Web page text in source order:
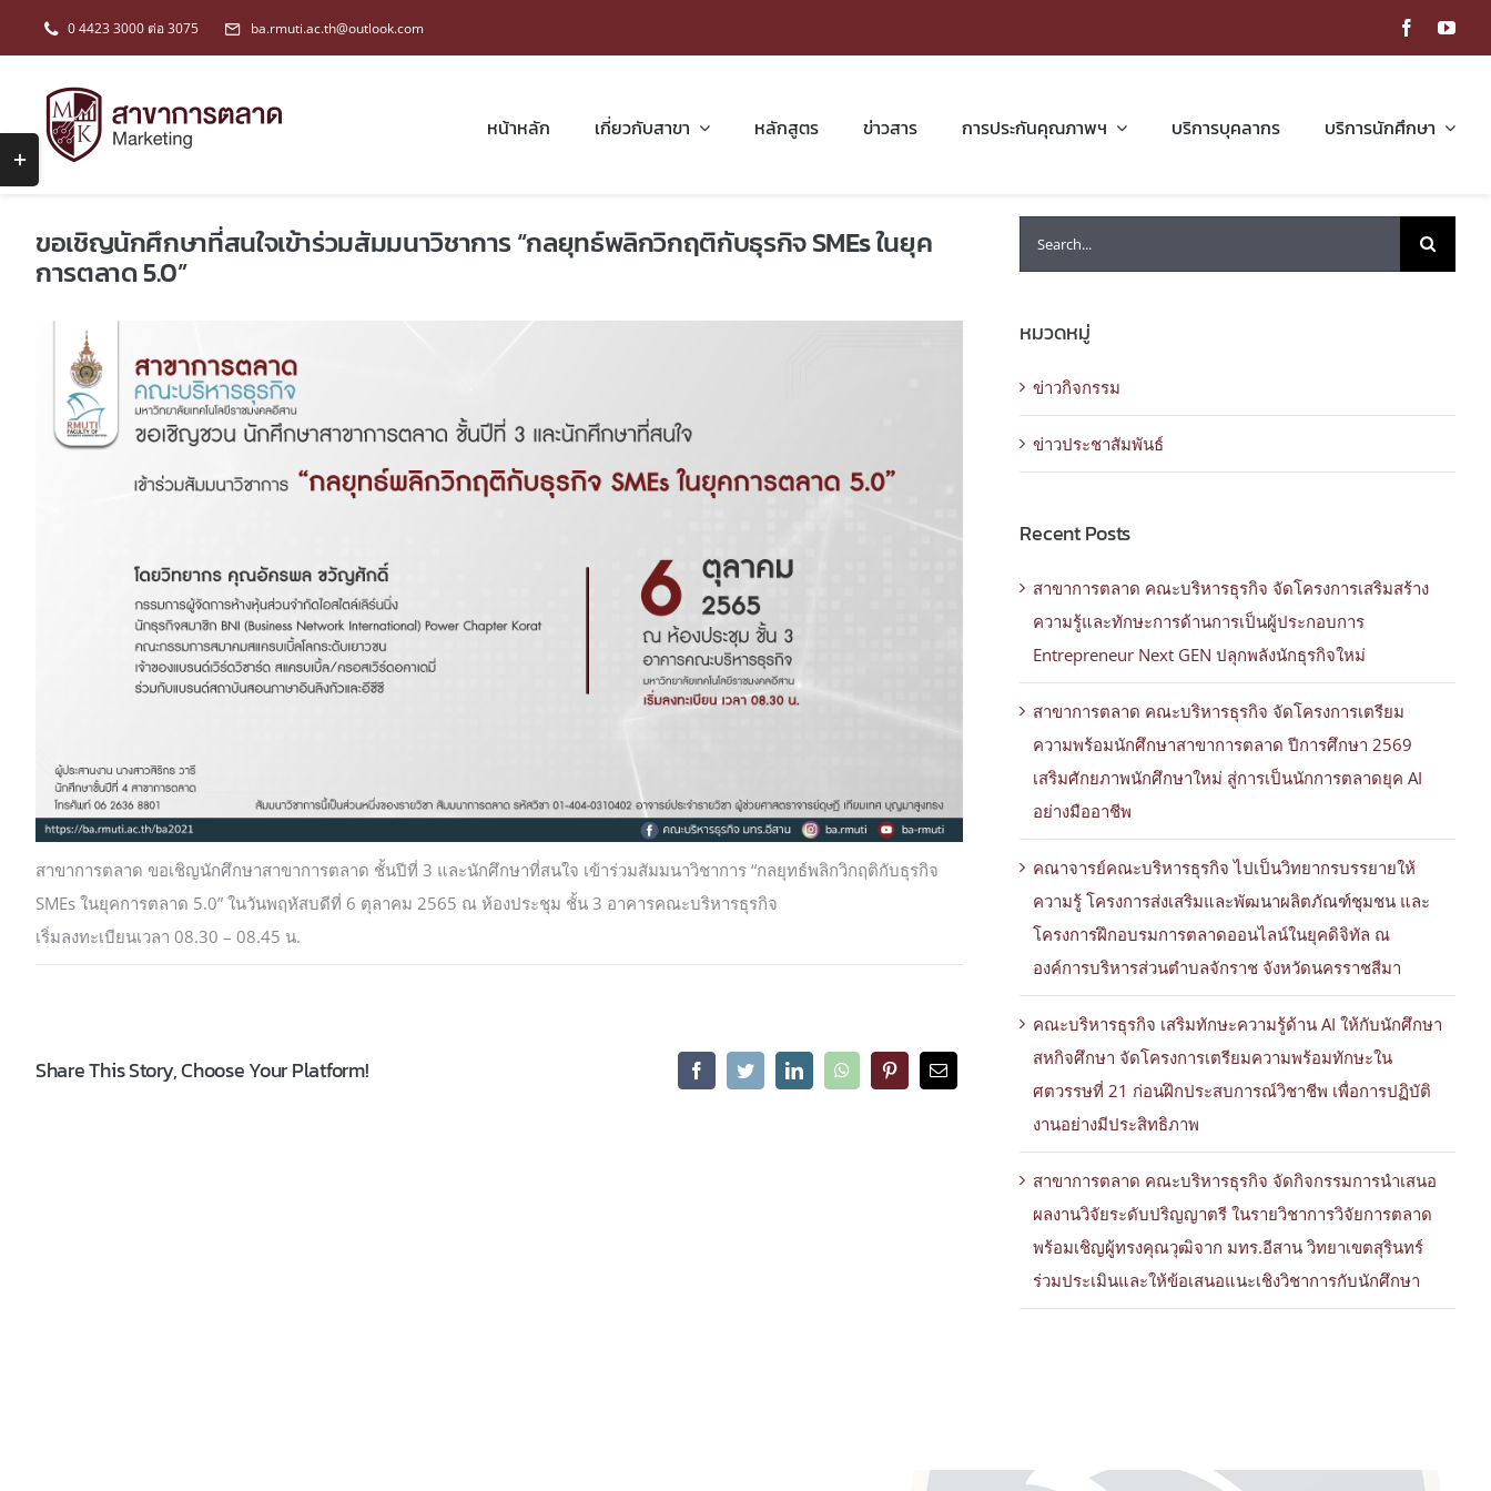
0 4423 3000 ต่อ 3075 ba.rmuti.ac.th@outlook.com
หน้าหลัก เกี่ยวกับสาขา หลักสูตร ข่าวสาร การประกันคุณภาพฯ บริการบุคลากร บริการนักศึกษา
ขอเชิญนักศึกษาที่สนใจเข้าร่วมสัมมนาวิชาการ “กลยุทธ์พลิกวิกฤติกับธุรกิจ SMEs ในยุค
การตลาด 5.0”
สาขาการตลาด ขอเชิญนักศึกษาสาขาการตลาด ชั้นปีที่ 3 และนักศึกษาที่สนใจ เข้าร่วมสัมมนาวิชาการ “กลยุทธ์พลิกวิกฤติกับธุรกิจ
SMEs ในยุคการตลาด 5.0” ในวันพฤหัสบดีที่ 6 ตุลาคม 2565 ณ ห้องประชุม ชั้น 3 อาคารคณะบริหารธุรกิจ
เริ่มลงทะเบียนเวลา 08.30 – 08.45 น.
Share This Story, Choose Your Platform!
for:
หมวดหมู่
ข่าวกิจกรรม
ข่าวประชาสัมพันธ์
Recent Posts
สาขาการตลาด คณะบริหารธุรกิจ จัดโครงการเสริมสร้าง
ความรู้และทักษะการด้านการเป็นผู้ประกอบการ
Entrepreneur Next GEN ปลุกพลังนักธุรกิจใหม่
สาขาการตลาด คณะบริหารธุรกิจ จัดโครงการเตรียม
ความพร้อมนักศึกษาสาขาการตลาด ปีการศึกษา 2569
เสริมศักยภาพนักศึกษาใหม่ สู่การเป็นนักการตลาดยุค AI
อย่างมืออาชีพ
คณาจารย์คณะบริหารธุรกิจ ไปเป็นวิทยากรบรรยายให้
ความรู้ โครงการส่งเสริมและพัฒนาผลิตภัณฑ์ชุมชน และ
โครงการฝึกอบรมการตลาดออนไลน์ในยุคดิจิทัล ณ
องค์การบริหารส่วนตำบลจักราช จังหวัดนครราชสีมา
คณะบริหารธุรกิจ เสริมทักษะความรู้ด้าน AI ให้กับนักศึกษา
สหกิจศึกษา จัดโครงการเตรียมความพร้อมทักษะใน
ศตวรรษที่ 21 ก่อนฝึกประสบการณ์วิชาชีพ เพื่อการปฏิบัติ
งานอย่างมีประสิทธิภาพ
สาขาการตลาด คณะบริหารธุรกิจ จัดกิจกรรมการนำเสนอ
ผลงานวิจัยระดับปริญญาตรี ในรายวิชาการวิจัยการตลาด
พร้อมเชิญผู้ทรงคุณวุฒิจาก มทร.อีสาน วิทยาเขตสุรินทร์
ร่วมประเมินและให้ข้อเสนอแนะเชิงวิชาการกับนักศึกษา
Toggle
Sliding